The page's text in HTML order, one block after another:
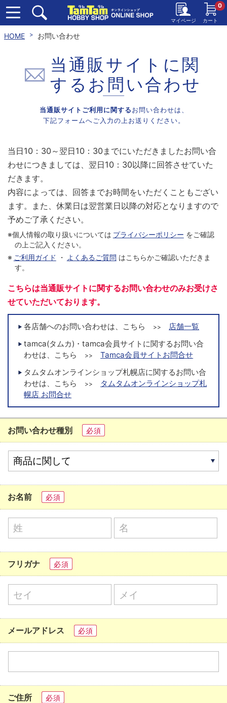
マイページ カート
0
HOME お問い合わせ
当通販サイトに関
する お問い合わせ
当通販サイトご利用に関する お問い合わせは、
下記フォームへご入力の上お送りください。
当日10：30～翌日10：30までにいただきましたお問い合
わせにつきましては、翌日10：30以降に回答させていた
だきます。
内容によっては、回答までお時間をいただくこともござい
ます。また、休業日は翌営業日以降の対応となりますので
予めご了承ください。
※個人情報の取り扱いについては プライバシーポリシー をご確認
の上ご記入ください。
※ ご利用ガイド ・ よくあるご質問 はこちらかご確認いただきま
す。
こちらは当通販サイトに関するお問い合わせのみお受けさ
せていただいております。
各店舗へのお問い合わせは、こちら >>
店舗一覧
tamca(タムカ)・tamca会員サイトに関するお問い合
わせは、こちら
>>
Tamca会員サイトお問合せ
タムタムオンラインショップ札幌店に関するお問い合
わせは、こちら
>>
タムタムオンラインショップ札
幌店 お問合せ
お問い合わせ種別 必須
お名前 必須
フリガナ 必須
メールアドレス 必須
ご住所 必須